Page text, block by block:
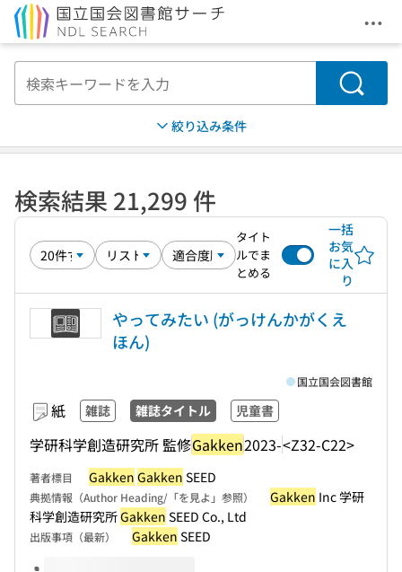
メ
検索
絞り込み条件
検索結果 21,299 件
タイト
ルでま
とめる
一括
お気
に入
り
やってみたい (がっけんかがくえ
ほん)
紙 雑誌 雑誌タイトル 児童書
学研科学創造研究所 監修Gakken2023-<Z32-C22>
国立国会図書館
著者標目 Gakken Gakken SEED
典拠情報（Author Heading/「を見よ」参照） Gakken Inc 学研
科学創造研究所Gakken SEED Co., Ltd
出版事項（最新） Gakken SEED
このタイトルの巻号